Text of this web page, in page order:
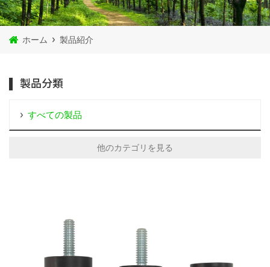
ホーム 製品紹介
製品分類
すべての製品